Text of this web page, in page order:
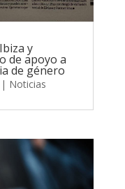
y
de apoyo a
de género
| Noticias